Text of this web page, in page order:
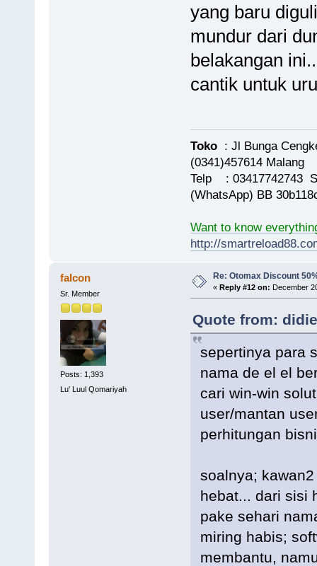
yang baru
mundur dari
belakangan
cantik untuk
Toko: Jl Bunga
(0341)457614 Malang
Telp : 03417742743
(WhatsApp) BB
Want to know
http://
falcon
Sr. Member
Posts: 1,393
Lu' Luul Qomariyah
Re: Otomax Discount
« Reply #12 on: December
Quote from:
sepertinya para
nama de el el
cari win-win
user/mantan
perhitungan
soalnya;
hebat... dari sisi
pake sehari
miring habis;
membantu,